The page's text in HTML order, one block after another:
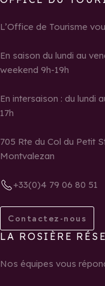
L’Office de Tourisme
En saison du lundi au
weekend 9h-19h
En intersaison : du lundi
17h
705 Rte du Col du Petit
Montvalezan
+33(0)4 79 06 80 51
Contactez-nous
LA ROSIÈRE
Nos équipes vous